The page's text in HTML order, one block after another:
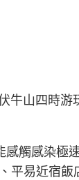
牛山四時游
觸感染極
平易近宿